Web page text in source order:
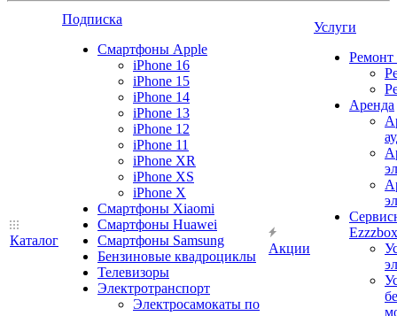
Каталог
Подписка
Смартфоны Apple
iPhone 16
iPhone 15
iPhone 14
iPhone 13
iPhone 12
iPhone 11
iPhone XR
iPhone XS
iPhone X
Смартфоны Xiaomi
Смартфоны Huawei
Смартфоны Samsung
Бензиновые квадроциклы
Телевизоры
Электротранспорт
Электросамокаты по
Акции
Услуги
Ремонт
Аренда
Ezzzbox